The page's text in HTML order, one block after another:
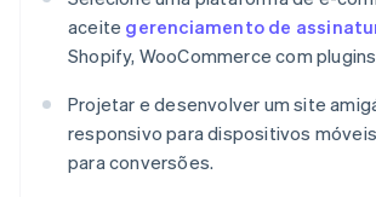
aceite gerenciamento de
Shopify, WooCommerce com
Projetar e desenvolver um site
responsivo para dispositivos
para conversões.